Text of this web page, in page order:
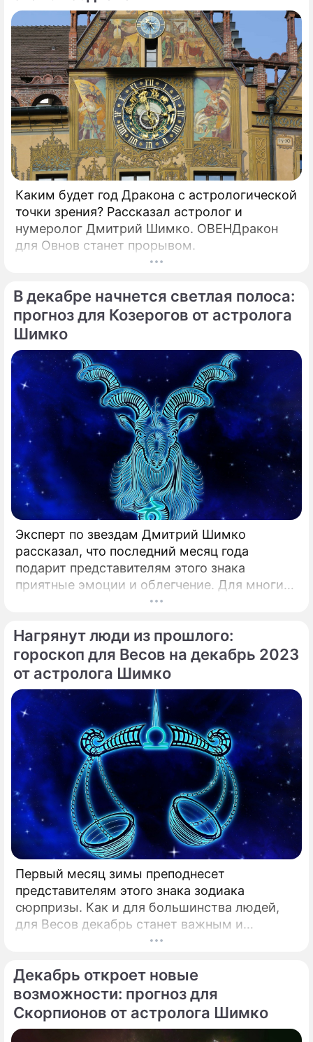
Каким будет год Дракона с астрологической
точки зрения? Рассказал астролог и
нумеролог Дмитрий Шимко. ОВЕНДракон
для Овнов станет прорывом.
В декабре начнется светлая полоса:
прогноз для Козерогов от астролога
Шимко
Эксперт по звездам Дмитрий Шимко
рассказал, что последний месяц года
подарит представителям этого знака
приятные эмоции и облегчение. Для многих
декабрь является одним из самых
Нагрянут люди из прошлого:
гороскоп для Весов на декабрь 2023
от астролога Шимко
Первый месяц зимы преподнесет
представителям этого знака зодиака
сюрпризы. Как и для большинства людей,
для Весов декабрь станет важным и
Декабрь откроет новые
возможности: прогноз для
Скорпионов от астролога Шимко